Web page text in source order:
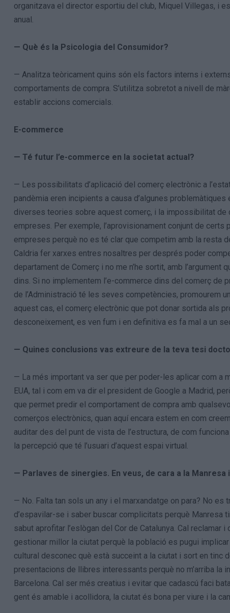
organitzava el director esportiu del club, Miquel Villegas, i
anual.
— Què és la Psicologia del Consumidor?
— Analitza teòricament quins són els factors interns i
comportaments de compra. S’utilitza sobretot a nivell de
establir accions comercials.
E-commerce
— Té futur l’e-commerce en la societat actual?
— Les possibilitats d’aplicació del comerç electrònic a
pandèmia eren incipients a causa d’algunes
diverses teories sobre aquest comerç, i la impossibilitat de
empreses. Per exemple, l’aprovisionament conjunt de
empreses perquè no es té clar que competim amb la resta
Caldria fer xarxes entres nosaltres per després poder
departament de Comerç i no me n’he sortit, amb l’argument
dins. Si no implementem l’e-commerce dins del comerç de
de l’Administració té les seves competències, promourem
aquest cas, el comerç electrònic que pot donar sortida als
desconeixement, es ven fum i en definitiva es fa mal a un
— Quines conclusions vas extreure de la teva tesi
— La més important va ser que per poder-les aplicar com a
EUA, tal i com em va dir el president de Google a Madrid,
que permet predir el comportament de compra amb
comerços electrònics, quan aquí encara estem en com
auditar des del punt de vista de l’estructura, de com
la percepció que té l’usuari d’aquest espai virtual.
— Parlaves de sinergies. En veus, de cara a la Manresa
— No. Falta tan sols un any i el marxandatge on para? No
d’espavilar-se i saber buscar complicitats perquè Manresa
sabut aprofitar l’eslògan del Cor de Catalunya. Cal reclamar
gestionar millor la ciutat perquè la població es pugui
cultural desconec què està succeint a la ciutat i sort en tinc
presentacions de llibres interessants perquè no m’arriba la
Barcelona. Cal ser més creatius i evitar que cadascú faci
gent és amable i acollidora, la ciutat és bona per viure i la